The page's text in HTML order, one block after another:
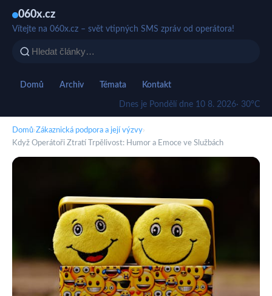
060x.cz
Vítejte na 060x.cz – svět vtipných SMS zpráv od operátora!
Domů Archiv Témata Kontakt
Dnes je Pondělí dne 10 8. 2026· 30°C
Domů›Zákaznická podpora a její výzvy›
Když Operátoři Ztratí Trpělivost: Humor a Emoce ve Službách